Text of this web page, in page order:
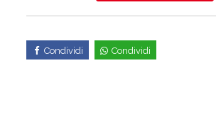
Condividi Condividi